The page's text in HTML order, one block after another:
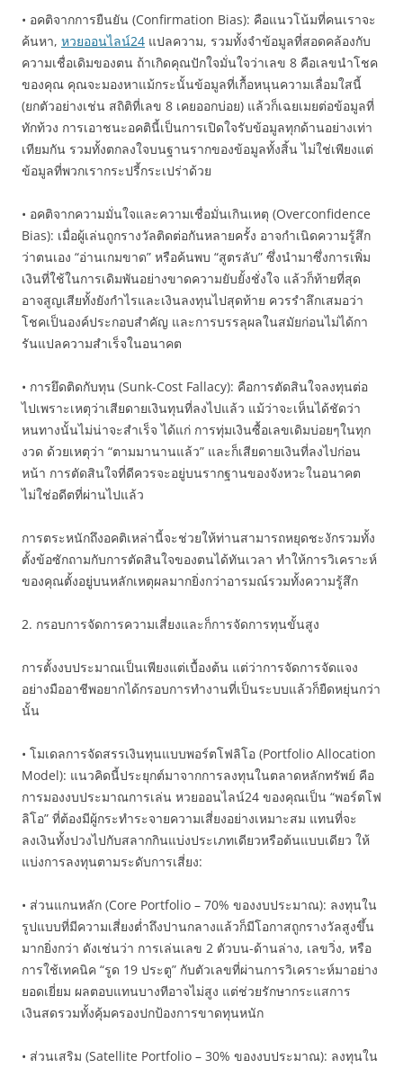
• อคติจากการยืนยัน (Confirmation Bias): คือแนวโน้มที่คนเราจะ
ค้นหา, หวยออนไลน์24 แปลความ, รวมทั้งจำข้อมูลที่สอดคล้องกับ
ความเชื่อเดิมของตน ถ้าเกิดคุณปักใจมั่นใจว่าเลข 8 คือเลขนำโชค
ของคุณ คุณจะมองหาแม้กระนั้นข้อมูลที่เกื้อหนุนความเลื่อมใสนี้
(ยกตัวอย่างเช่น สถิติที่เลข 8 เคยออกบ่อย) แล้วก็เฉยเมยต่อข้อมูลที่
ทักท้วง การเอาชนะอคตินี้เป็นการเปิดใจรับข้อมูลทุกด้านอย่างเท่า
เทียมกัน รวมทั้งตกลงใจบนฐานรากของข้อมูลทั้งสิ้น ไม่ใช่เพียงแต่
ข้อมูลที่พวกเรากระปรี้กระเปร่าด้วย
• อคติจากความมั่นใจและความเชื่อมั่นเกินเหตุ (Overconfidence
Bias): เมื่อผู้เล่นถูกรางวัลติดต่อกันหลายครั้ง อาจกำเนิดความรู้สึก
ว่าตนเอง “อ่านเกมขาด” หรือค้นพบ “สูตรลับ” ซึ่งนำมาซึ่งการเพิ่ม
เงินที่ใช้ในการเดิมพันอย่างขาดความยับยั้งชั่งใจ แล้วก็ท้ายที่สุด
อาจสูญเสียทั้งยังกำไรและเงินลงทุนไปสุดท้าย ควรรำลึกเสมอว่า
โชคเป็นองค์ประกอบสำคัญ และการบรรลุผลในสมัยก่อนไม่ได้กา
รันแปลความสำเร็จในอนาคต
• การยึดติดกับทุน (Sunk-Cost Fallacy): คือการตัดสินใจลงทุนต่อ
ไปเพราะเหตุว่าเสียดายเงินทุนที่ลงไปแล้ว แม้ว่าจะเห็นได้ชัดว่า
หนทางนั้นไม่น่าจะสำเร็จ ได้แก่ การทุ่มเงินซื้อเลขเดิมบ่อยๆในทุก
งวด ด้วยเหตุว่า “ตามมานานแล้ว” และก็เสียดายเงินที่ลงไปก่อน
หน้า การตัดสินใจที่ดีควรจะอยู่บนรากฐานของจังหวะในอนาคต
ไม่ใช่อดีตที่ผ่านไปแล้ว
การตระหนักถึงอคติเหล่านี้จะช่วยให้ท่านสามารถหยุดชะงักรวมทั้ง
ตั้งข้อซักถามกับการตัดสินใจของตนได้ทันเวลา ทำให้การวิเคราะห์
ของคุณตั้งอยู่บนหลักเหตุผลมากยิ่งกว่าอารมณ์รวมทั้งความรู้สึก
2. กรอบการจัดการความเสี่ยงและก็การจัดการทุนขั้นสูง
การตั้งงบประมาณเป็นเพียงแต่เบื้องต้น แต่ว่าการจัดการจัดแจง
อย่างมืออาชีพอยากได้กรอบการทำงานที่เป็นระบบแล้วก็ยืดหยุ่นกว่า
นั้น
• โมเดลการจัดสรรเงินทุนแบบพอร์ตโฟลิโอ (Portfolio Allocation
Model): แนวคิดนี้ประยุกต์มาจากการลงทุนในตลาดหลักทรัพย์ คือ
การมองงบประมาณการเล่น หวยออนไลน์24 ของคุณเป็น “พอร์ตโฟ
ลิโอ” ที่ต้องมีผู้กระทำระจายความเสี่ยงอย่างเหมาะสม แทนที่จะ
ลงเงินทั้งปวงไปกับสลากกินแบ่งประเภทเดียวหรือต้นแบบเดียว ให้
แบ่งการลงทุนตามระดับการเสี่ยง:
• ส่วนแกนหลัก (Core Portfolio – 70% ของงบประมาณ): ลงทุนใน
รูปแบบที่มีความเสี่ยงต่ำถึงปานกลางแล้วก็มีโอกาสถูกรางวัลสูงขึ้น
มากยิ่งกว่า ดังเช่นว่า การเล่นเลข 2 ตัวบน-ด้านล่าง, เลขวิ่ง, หรือ
การใช้เทคนิค “รูด 19 ประตู” กับตัวเลขที่ผ่านการวิเคราะห์มาอย่าง
ยอดเยี่ยม ผลตอบแทนบางทีอาจไม่สูง แต่ช่วยรักษากระแสการ
เงินสดรวมทั้งคุ้มครองปกป้องการขาดทุนหนัก
• ส่วนเสริม (Satellite Portfolio – 30% ของงบประมาณ): ลงทุนใน